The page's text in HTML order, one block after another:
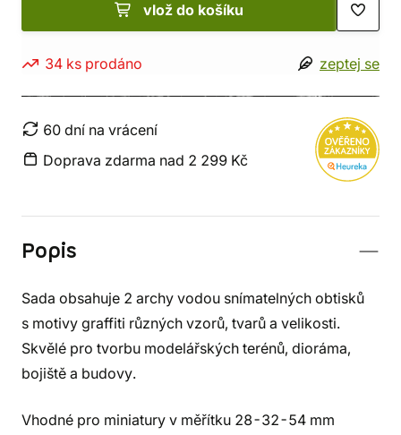
vlož do košíku
34 ks prodáno zeptej se
60 dní na vrácení
Doprava zdarma nad 2 299 Kč
Popis
Sada obsahuje 2 archy vodou snímatelných obtisků
s motivy graffiti různých vzorů, tvarů a velikosti.
Skvělé pro tvorbu modelářských terénů, dioráma,
bojiště a budovy.
Vhodné pro miniatury v měřítku 28-32-54 mm